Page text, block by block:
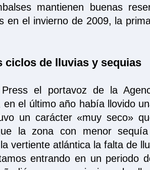
mantienen buenas
en el invierno de 2009, la
ciclos de lluvias y sequias
el portavoz de la
el último año había llovido
un carácter «muy seco»
la zona con menor
vertiente atlántica la falta de
entrando en un periodo